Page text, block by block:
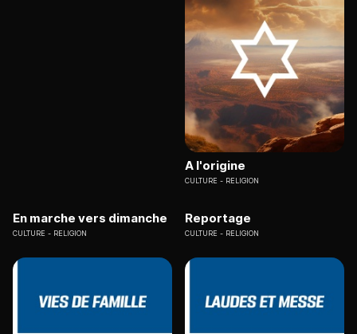
A l'origine
CULTURE RELIGION
En marche vers dimanche
CULTURE RELIGION
Reportage
CULTURE RELIGION